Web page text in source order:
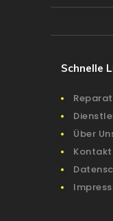
Schnelle
Über
Kontakt